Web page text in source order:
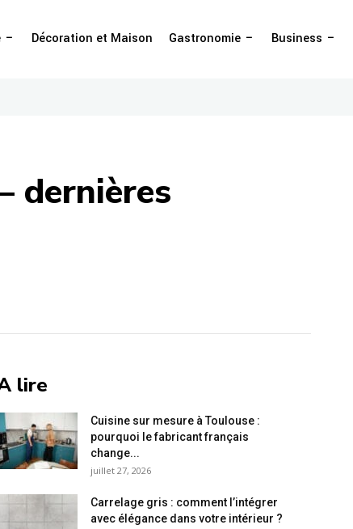
Décoration et Maison Gastronomie Business
dernières
lire
Cuisine sur mesure à Toulouse :
pourquoi le fabricant français
change...
juillet 27, 2026
Carrelage gris : comment l’intégrer
avec élégance dans votre intérieur ?